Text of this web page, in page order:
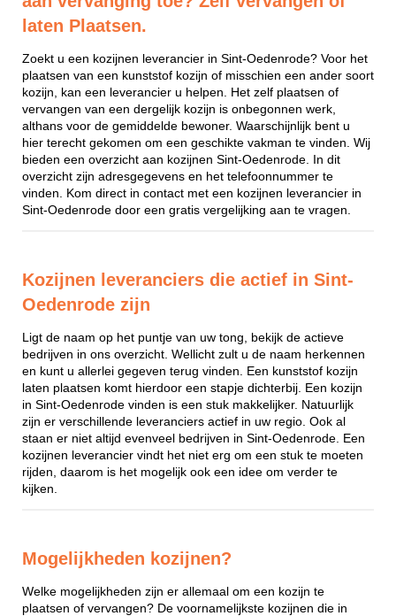
laten Plaatsen.
Zoekt u een kozijnen leverancier in Sint-Oedenrode? Voor het
plaatsen van een kunststof kozijn of misschien een ander soort
kozijn, kan een leverancier u helpen. Het zelf plaatsen of
vervangen van een dergelijk kozijn is onbegonnen werk,
althans voor de gemiddelde bewoner. Waarschijnlijk bent u
hier terecht gekomen om een geschikte vakman te vinden. Wij
bieden een overzicht aan kozijnen Sint-Oedenrode. In dit
overzicht zijn adresgegevens en het telefoonnummer te
vinden. Kom direct in contact met een kozijnen leverancier in
Sint-Oedenrode door een gratis vergelijking aan te vragen.
Kozijnen leveranciers die actief in Sint-
Oedenrode zijn
Ligt de naam op het puntje van uw tong, bekijk de actieve
bedrijven in ons overzicht. Wellicht zult u de naam herkennen
en kunt u allerlei gegeven terug vinden. Een kunststof kozijn
laten plaatsen komt hierdoor een stapje dichterbij. Een kozijn
in Sint-Oedenrode vinden is een stuk makkelijker. Natuurlijk
zijn er verschillende leveranciers actief in uw regio. Ook al
staan er niet altijd evenveel bedrijven in Sint-Oedenrode. Een
kozijnen leverancier vindt het niet erg om een stuk te moeten
rijden, daarom is het mogelijk ook een idee om verder te
kijken.
Mogelijkheden kozijnen?
Welke mogelijkheden zijn er allemaal om een kozijn te
plaatsen of vervangen? De voornamelijkste kozijnen die in